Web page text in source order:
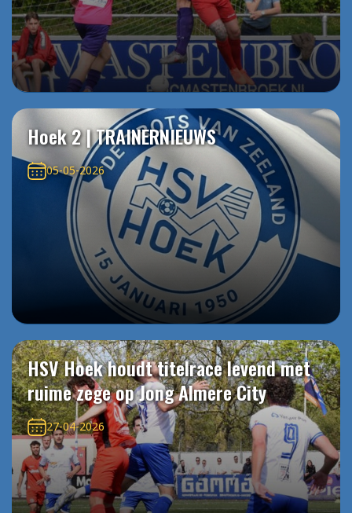
Hoek 2 | TRAINERNIEUWS
05-05-2026
HSV Hoek houdt titelrace levend met
ruime zege op Jong Almere City
27-04-2026